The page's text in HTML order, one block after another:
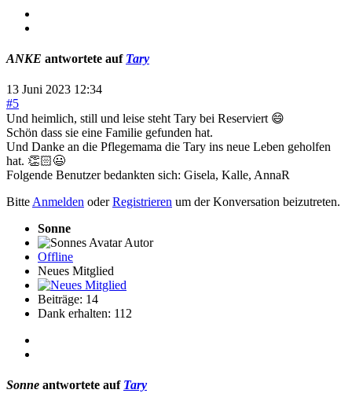
ANKE antwortete auf Tary
13 Juni 2023 12:34
#5
Und heimlich, still und leise steht Tary bei Reserviert 😄
Schön dass sie eine Familie gefunden hat.
Und Danke an die Pflegemama die Tary ins neue Leben geholfen
hat. 👏🏻😃
Folgende Benutzer bedankten sich: Gisela, Kalle, AnnaR
Bitte Anmelden oderRegistrieren um der Konversation beizutreten.
Sonne
Autor
Offline
Neues Mitglied
Beiträge: 14
Dank erhalten: 112
Sonne antwortete auf Tary